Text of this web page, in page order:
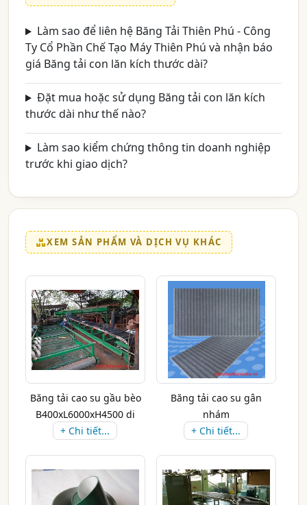
Làm sao để liên hệ Băng Tải Thiên Phú - Công
Ty Cổ Phần Chế Tạo Máy Thiên Phú và nhận báo
giá Băng tải con lăn kích thước dài?
Đặt mua hoặc sử dụng Băng tải con lăn kích
thước dài như thế nào?
Làm sao kiểm chứng thông tin doanh nghiệp
trước khi giao dịch?
XEM SẢN PHẨM VÀ DỊCH VỤ KHÁC
Băng tải cao su gầu bèo
B400xL6000xH4500 di
động
+ Chi tiết...
Băng tải cao su gân
nhám
+ Chi tiết...